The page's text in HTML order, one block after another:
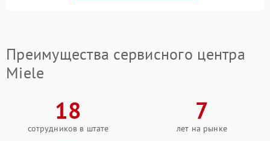
Преимущества сервисного центра
Miele
18
сотрудников в штате
7
лет на рынке